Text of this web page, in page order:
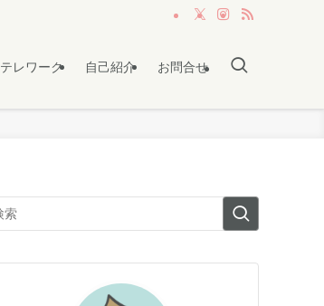
テレワーク 自己紹介 お問合せ